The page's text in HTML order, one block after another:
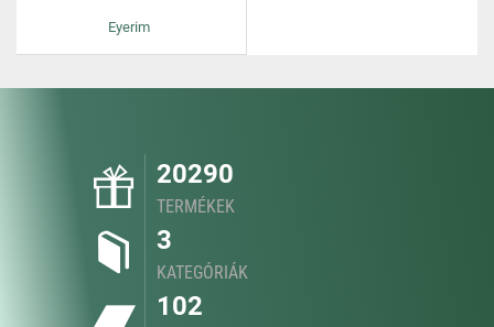
Eyerim
20290
TERMÉKEK
3
KATEGÓRIÁK
102